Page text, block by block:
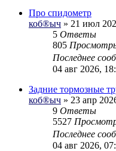
Про спидометр
коб®ыч » 21 июл
5 Ответы
805
Последнее
04 авг 2026,
Задние тормозные
коб®ыч » 23 апр
9 Ответы
5527
Последнее
04 авг 2026,